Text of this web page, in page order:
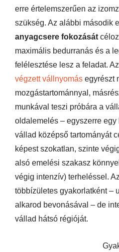
erre értelemszerűen az
szükség. Az alábbi második
anyagcsere fokozását
maximális bedurranás és a
felélesztése lesz a feladat. Az
végzett vállnyomás egyrészt
mozgástartománnyal,
munkával teszi próbára a
oldalemelés – egyszerre egy
vállad középső tartományát
képest szokatlan, szinte
alsó emelési szakasz
végig intenzív) terheléssel.
többízületes gyakorlatként –
alkarod bevonásával – de
vállad hátsó régióját.